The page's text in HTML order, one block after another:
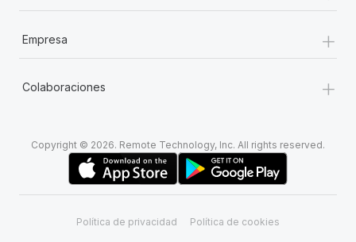
Empresa +
Colaboraciones +
Copyright © 2026. Remote Technology, Inc. All rights reserved.
Política de privacidad Política de cookies